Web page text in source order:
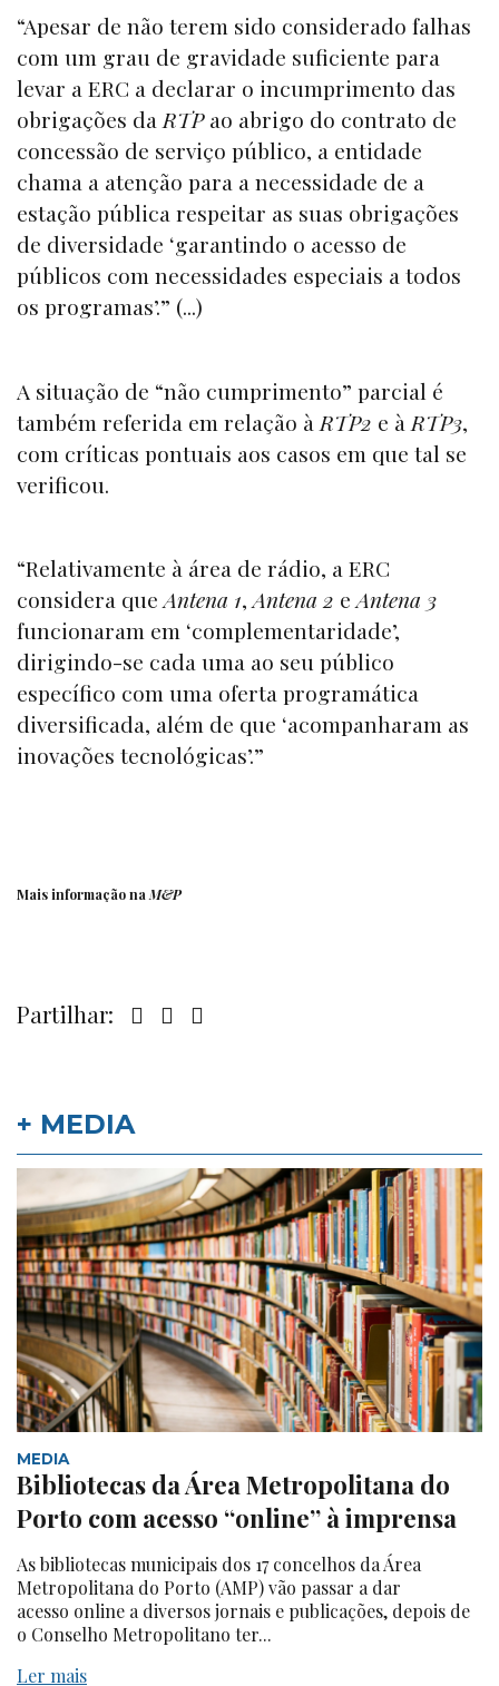
“Apesar de não terem sido considerado falhas
com um grau de gravidade suficiente para
levar a ERC a declarar o incumprimento das
obrigações daRTPao abrigo do contrato de
concessão de serviço público, a entidade
chama a atenção para a necessidade de a
estação pública respeitar as suas obrigações
de diversidade ‘garantindo o acesso de
públicos com necessidades especiais a todos
os programas’.” (...)
A situação de “não cumprimento” parcial é
também referida em relação à RTP2 e à RTP3,
com críticas pontuais aos casos em que tal se
verificou.
“Relativamente à área de rádio, a ERC
considera queAntena 1,Antena 2 eAntena 3
funcionaram em ‘complementaridade’,
dirigindo-se cada uma ao seu público
específico com uma oferta programática
diversificada, além de que ‘acompanharam as
inovações tecnológicas’.”
Mais informação na M&P
Partilhar:
+ MEDIA
MEDIA
Bibliotecas da Área Metropolitana do
Porto com acesso “online” à imprensa
As bibliotecas municipais dos 17 concelhos da Área
Metropolitana do Porto (AMP) vão passar a dar
acesso online a diversos jornais e publicações, depois de
o Conselho Metropolitano ter...
Ler mais